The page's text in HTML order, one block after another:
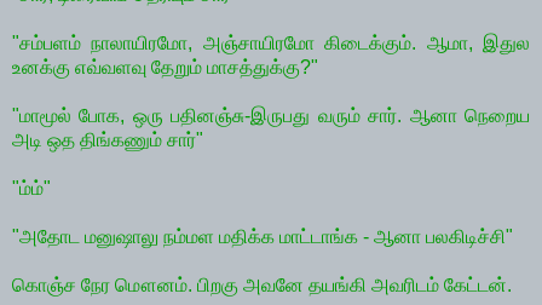
"சம்பளம் நாலாயிரமோ, அஞ்சாயிரமோ கிடைக்கும். ஆமா, இதுல
உனக்கு எவ்வளவு தேறும் மாசத்துக்கு?"
"மாமூல் போக, ஒரு பதினஞ்சு-இருபது வரும் சார். ஆனா நெறைய
அடி ஒத திங்கணும் சார்"
"ம்ம்"
"அதோட மனுஷாலு நம்மள மதிக்க மாட்டாங்க - ஆனா பலகிடிச்சி"
கொஞ்ச நேர மௌனம். பிறகு அவனே தயங்கி அவரிடம் கேட்டன்.